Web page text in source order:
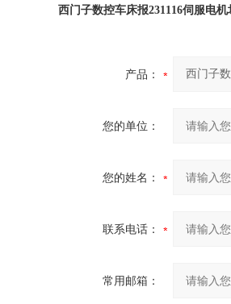
西门子数控车床报231116伺服电
产品：
您的单位：
您的姓名：
联系电话：
常用邮箱：